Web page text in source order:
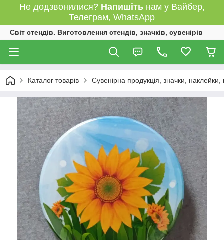
Не додзвонилися? Напишітьнам у Вайбер,
Телеграм, WhatsApp
Світ стендів. Виготовлення стендів, значків, сувенірів
Каталог товарів Сувенірна продукція, значки, наклейки,